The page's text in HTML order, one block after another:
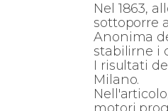
Nel 1863,
sottoporre
Anonima
stabilirne i
I risultati
Milano.